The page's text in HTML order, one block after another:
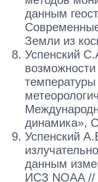
данным
Земли из
Успенский
динамика»,
Успенский
данным
ИСЗ NOAA //